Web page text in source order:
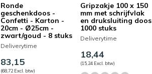
Ronde
geschenkdoos -
Confetti - Karton -
20cm - Ø25cm -
zwart/goud - 8 stuks
Deliverytime
83,15
(68,72 Excl. btw)
Gripzakje 100 x 150
mm met schrijfvlak
en druksluiting doos
1000 stuks
Deliverytime
18,44
(15,24 Excl. btw)